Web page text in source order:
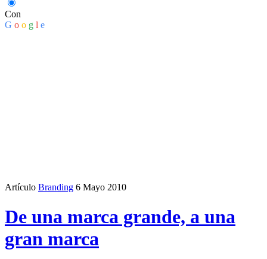
Con
G o o g l e
Artículo Branding 6 Mayo 2010
De una marca grande, a una
gran marca